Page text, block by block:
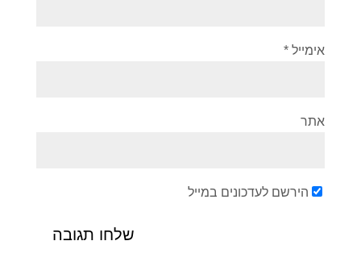
אימייל *
אתר
הירשם לעדכונים במייל